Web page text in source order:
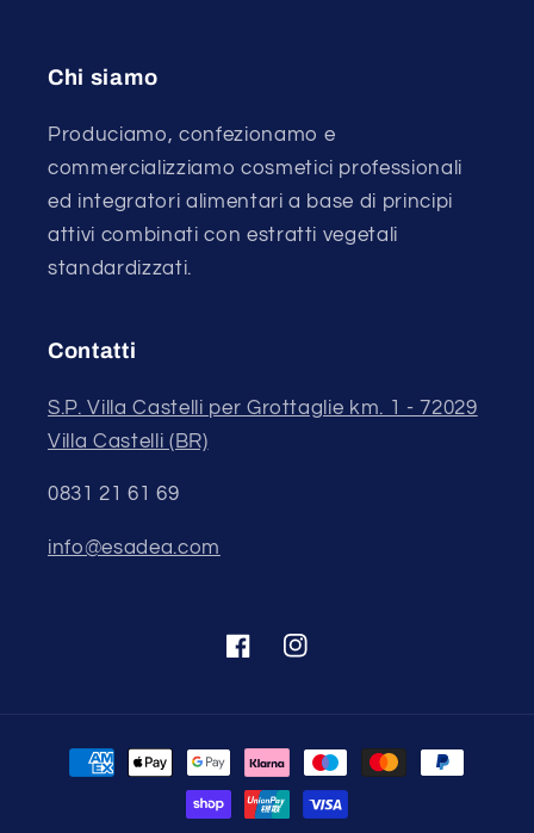
Chi siamo
Produciamo, confezionamo e
commercializziamo cosmetici professionali
ed integratori alimentari a base di principi
attivi combinati con estratti vegetali
standardizzati.
Contatti
S.P. Villa Castelli per Grottaglie km. 1 - 72029
Villa Castelli (BR)
0831 21 61 69
info@esadea.com
FacebookInstagram
Metodi